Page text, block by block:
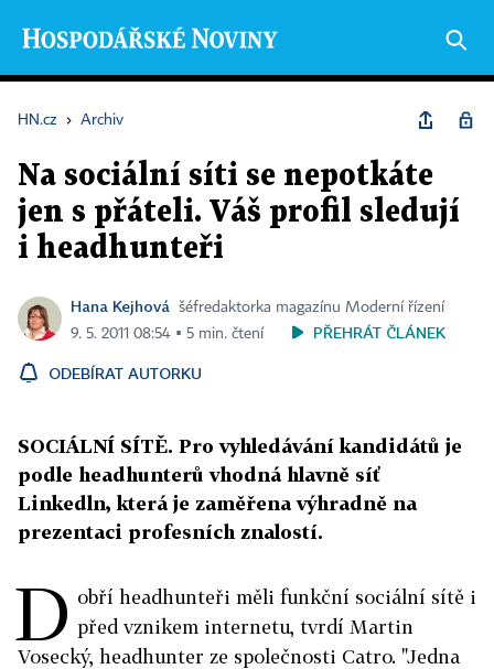
HN.cz › Archiv
Na sociální síti se nepotkáte
jen s přáteli. Váš profil sledují
i headhunteři
Hana Kejhová
šéfredaktorka magazínu Moderní řízení
9. 5. 2011 08:54 ▪ 5 min. čtení
PŘEHRÁT ČLÁNEK
ODEBÍRAT AUTORKU
SOCIÁLNÍ SÍTĚ. Pro vyhledávání kandidátů je
podle headhunterů vhodná hlavně síť
Linkedln, která je zaměřena výhradně na
prezentaci profesních znalostí.
D obří headhunteři měli funkční sociální sítě i
před vznikem internetu, tvrdí Martin
Vosecký, headhunter ze společnosti Catro. "Jedna